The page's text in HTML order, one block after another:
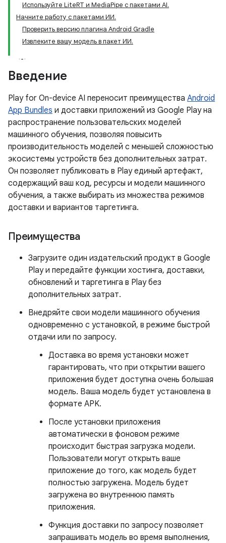
Используйте LiteRT и MediaPipe с пакетами AI.
Начните работу с пакетами ИИ.
Проверить версию плагина Android Gradle
Извлеките вашу модель в пакет ИИ.
Введение
Play for On-device AI переносит преимущества Android
App Bundles и доставки приложений из Google Play на
распространение пользовательских моделей
машинного обучения, позволяя повысить
производительность моделей с меньшей сложностью
экосистемы устройств без дополнительных затрат.
Он позволяет публиковать в Play единый артефакт,
содержащий ваш код, ресурсы и модели машинного
обучения, а также выбирать из множества режимов
доставки и вариантов таргетинга.
Преимущества
Загрузите один издательский продукт в Google
Play и передайте функции хостинга, доставки,
обновлений и таргетинга в Play без
дополнительных затрат.
Внедряйте свои модели машинного обучения
одновременно с установкой, в режиме быстрой
отдачи или по запросу.
Доставка во время установки может
гарантировать, что при открытии вашего
приложения будет доступна очень большая
модель. Ваша модель будет установлена ​​в
формате APK.
После установки приложения
автоматически в фоновом режиме
происходит быстрая загрузка модели.
Пользователи могут открыть ваше
приложение до того, как модель будет
полностью загружена. Модель будет
загружена во внутреннюю память
приложения.
Функция доставки по запросу позволяет
запрашивать модель во время выполнения,